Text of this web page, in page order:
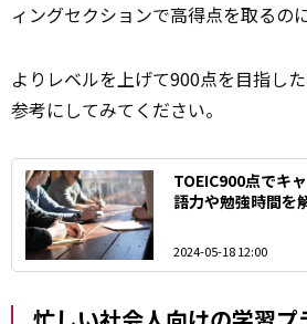
ィングセクションで高得点を取るの
よりレベルを上げて900点を目指し
参考にしてみてください。
TOEIC900点でキ
語力や勉強時間を
2024-05-18 12:00